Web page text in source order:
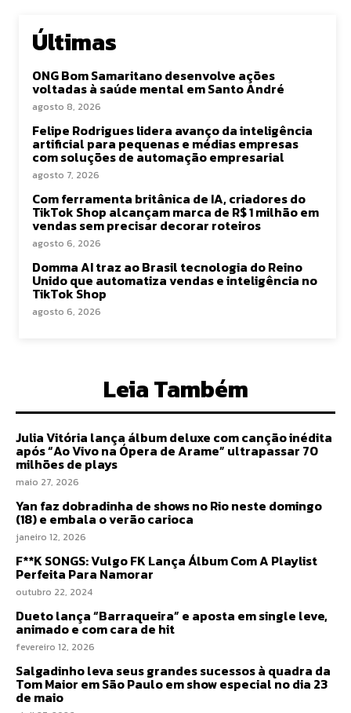
Últimas
ONG Bom Samaritano desenvolve ações
voltadas à saúde mental em Santo André
agosto 8, 2026
Felipe Rodrigues lidera avanço da inteligência
artificial para pequenas e médias empresas
com soluções de automação empresarial
agosto 7, 2026
Com ferramenta britânica de IA, criadores do
TikTok Shop alcançam marca de R$ 1 milhão em
vendas sem precisar decorar roteiros
agosto 6, 2026
Domma AI traz ao Brasil tecnologia do Reino
Unido que automatiza vendas e inteligência no
TikTok Shop
agosto 6, 2026
Leia Também
Julia Vitória lança álbum deluxe com canção inédita
após “Ao Vivo na Ópera de Arame” ultrapassar 70
milhões de plays
maio 27, 2026
Yan faz dobradinha de shows no Rio neste domingo
(18) e embala o verão carioca
janeiro 12, 2026
F**K SONGS: Vulgo FK Lança Álbum Com A Playlist
Perfeita Para Namorar
outubro 22, 2024
Dueto lança “Barraqueira” e aposta em single leve,
animado e com cara de hit
fevereiro 12, 2026
Salgadinho leva seus grandes sucessos à quadra da
Tom Maior em São Paulo em show especial no dia 23
de maio